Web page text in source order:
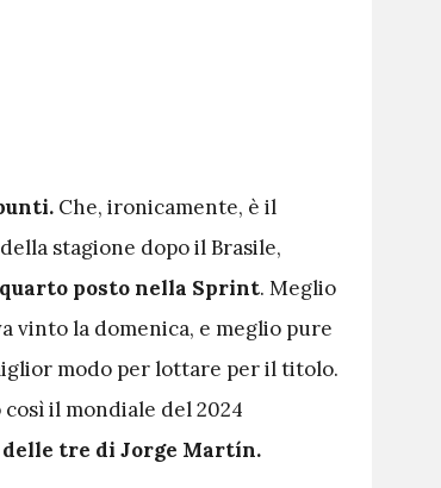
Che, ironicamente, è il
stagione dopo il Brasile,
posto nella Sprint. Meglio
vinto la domenica, e meglio pure
modo per lottare per il titolo.
così il mondiale del 2024
tre di Jorge Martín.